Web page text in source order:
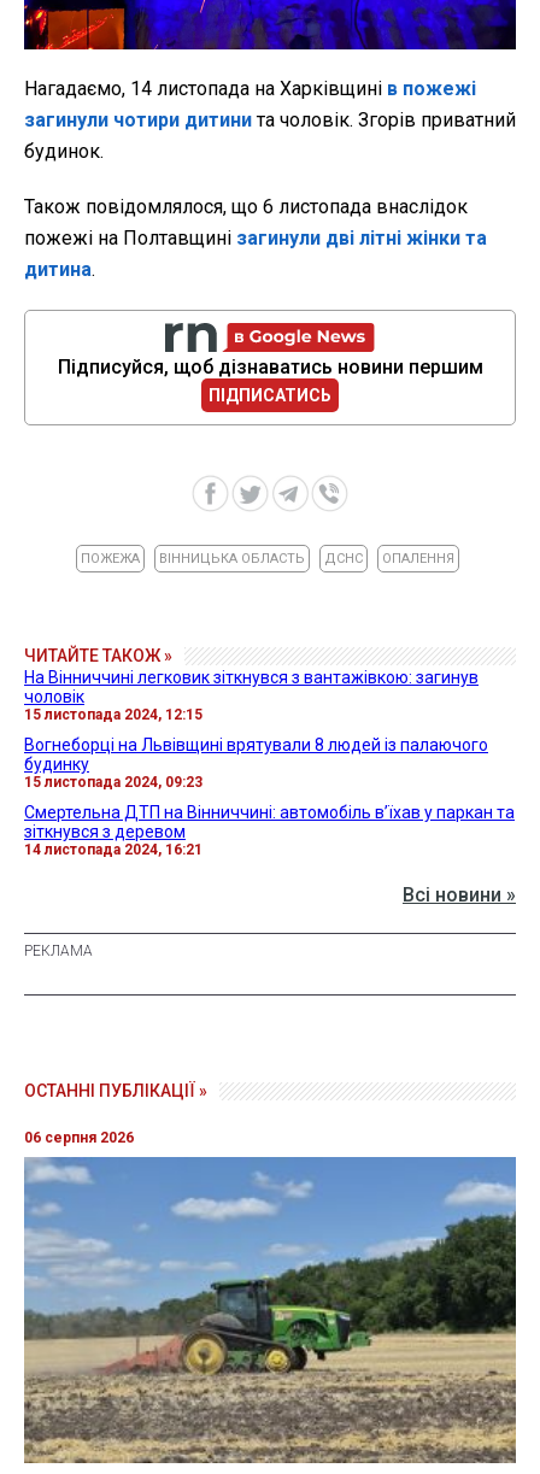
Нагадаємо, 14 листопада на Харківщині в пожежі
загинули чотири дитинита чоловік. Згорів приватний
будинок.
Також повідомлялося, що 6 листопада внаслідок
пожежі на Полтавщині загинули дві літні жінки та
дитина.
Підписуйся, щоб дізнаватись новини першим
ПІДПИСАТИСЬ
ПОЖЕЖА ВІННИЦЬКА ОБЛАСТЬ ДСНС ОПАЛЕННЯ
ЧИТАЙТЕ ТАКОЖ »
На Вінниччині легковик зіткнувся з вантажівкою: загинув
чоловік
15 листопада 2024, 12:15
Вогнеборці на Львівщині врятували 8 людей із палаючого
будинку
15 листопада 2024, 09:23
Смертельна ДТП на Вінниччині: автомобіль в’їхав у паркан та
зіткнувся з деревом
14 листопада 2024, 16:21
Всі новини »
ОСТАННІ ПУБЛІКАЦІЇ »
06 серпня 2026